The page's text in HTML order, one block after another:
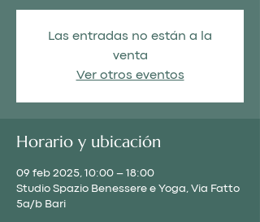
Las entradas no están a la
venta
Ver otros eventos
Horario y ubicación
09 feb 2025, 10:00 – 18:00
Studio Spazio Benessere e Yoga, Via Fatto
5a/b Bari